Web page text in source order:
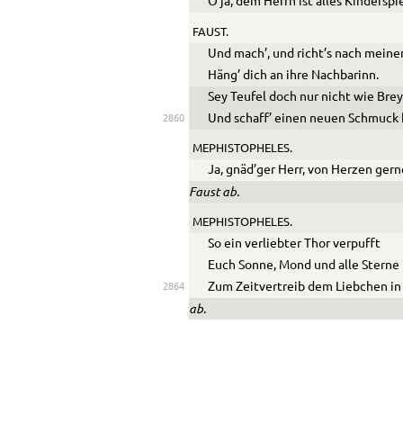
FAUST.
Und mach’, und richt’s nach
Häng’ dich an ihre Nachbarinn.
Sey Teufel doch nur nicht wie
2860 Und schaff’ einen neuen Schmuck
MEPHISTOPHELES.
Ja, gnäd’ger Herr, von Herzen
Faust ab.
MEPHISTOPHELES.
So ein verliebter Thor verpufft
Euch Sonne, Mond und alle Sterne
2864 Zum Zeitvertreib dem Liebchen
ab.